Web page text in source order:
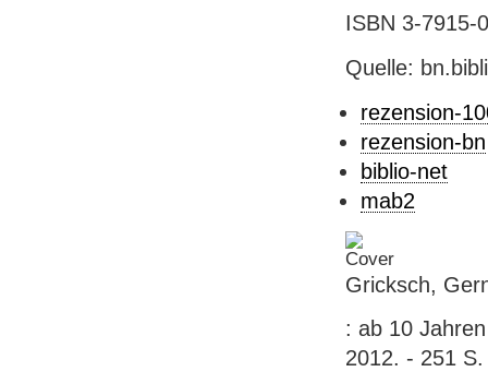
ISBN 3-7915-
Quelle:
rezension-
rezension-bn
biblio-net
mab2
Gricksch,
: ab 10
2012. - 251 S.